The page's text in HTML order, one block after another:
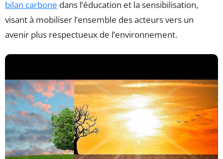
bilan carbone dans l’éducation et la sensibilisation,
visant à mobiliser l’ensemble des acteurs vers un
avenir plus respectueux de l’environnement.